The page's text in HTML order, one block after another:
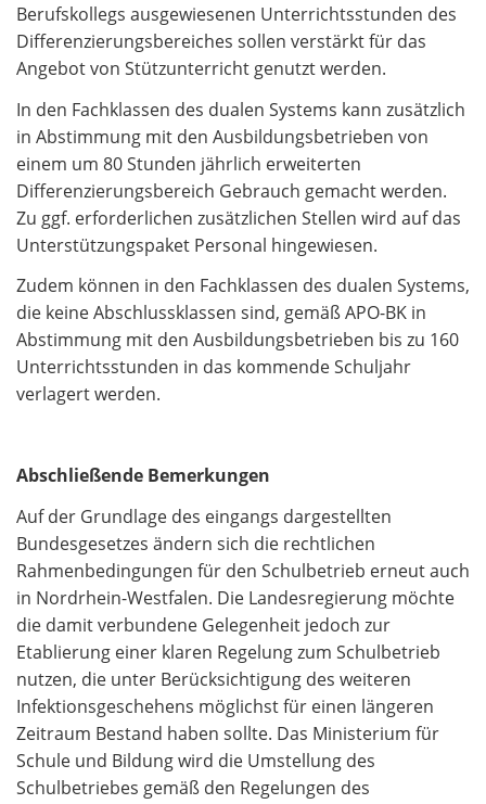
Berufskollegs ausgewiesenen Unterrichtsstunden des
Differenzierungsbereiches sollen verstärkt für das
Angebot von Stützunterricht genutzt werden.
In den Fachklassen des dualen Systems kann zusätzlich
in Abstimmung mit den Ausbildungsbetrieben von
einem um 80 Stunden jährlich erweiterten
Differenzierungsbereich Gebrauch gemacht werden.
Zu ggf. erforderlichen zusätzlichen Stellen wird auf das
Unterstützungspaket Personal hingewiesen.
Zudem können in den Fachklassen des dualen Systems,
die keine Abschlussklassen sind, gemäß APO-BK in
Abstimmung mit den Ausbildungsbetrieben bis zu 160
Unterrichtsstunden in das kommende Schuljahr
verlagert werden.
Abschließende Bemerkungen
Auf der Grundlage des eingangs dargestellten
Bundesgesetzes ändern sich die rechtlichen
Rahmenbedingungen für den Schulbetrieb erneut auch
in Nordrhein-Westfalen. Die Landesregierung möchte
die damit verbundene Gelegenheit jedoch zur
Etablierung einer klaren Regelung zum Schulbetrieb
nutzen, die unter Berücksichtigung des weiteren
Infektionsgeschehens möglichst für einen längeren
Zeitraum Bestand haben sollte. Das Ministerium für
Schule und Bildung wird die Umstellung des
Schulbetriebes gemäß den Regelungen des